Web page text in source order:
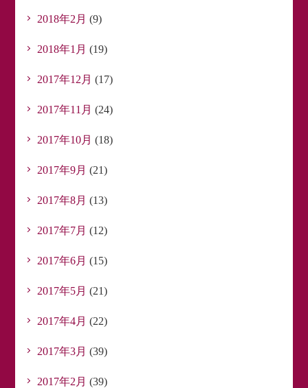
2018年2月 (9)
2018年1月 (19)
2017年12月 (17)
2017年11月 (24)
2017年10月 (18)
2017年9月 (21)
2017年8月 (13)
2017年7月 (12)
2017年6月 (15)
2017年5月 (21)
2017年4月 (22)
2017年3月 (39)
2017年2月 (39)